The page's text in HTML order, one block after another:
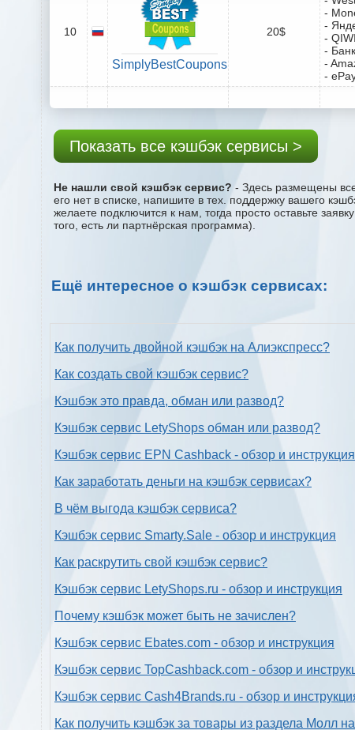
10
SimplyBestCoupons
20$
-
-
-
-
-
-
Показать все кэшбэк сервисы >
Не нашли свой кэшбэк сервис? - Здесь размещены
его нет в списке, напишите в тех. поддержку вашего
желаете подключится к нам, тогда просто оставьте
того, есть ли партнёрская программа).
Ещё интересное о кэшбэк сервисах:
Как получить двойной кэшбэк на Алиэкспресс?
Как создать свой кэшбэк сервис?
Кэшбэк это правда, обман или развод?
Кэшбэк сервис LetyShops обман или развод?
Кэшбэк сервис EPN Cashback - обзор и инструкция
Как заработать деньги на кэшбэк сервисах?
В чём выгода кэшбэк сервиса?
Кэшбэк сервис Smarty.Sale - обзор и инструкция
Как раскрутить свой кэшбэк сервис?
Кэшбэк сервис LetyShops.ru - обзор и инструкция
Почему кэшбэк может быть не зачислен?
Кэшбэк сервис Ebates.com - обзор и инструкция
Кэшбэк сервис TopCashback.com - обзор и
Кэшбэк сервис Cash4Brands.ru - обзор и
Как получить кэшбэк за товары из раздела Молл на